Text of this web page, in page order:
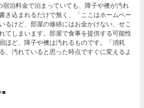
宿泊料金で泊まっていても、障子や襖が汚れ
き込まれるだけで無く、「ここはホームペー
るけど、部屋の修繕にはお金かけない、せこ
てしまいます。部屋で食事を提供する可能性
ほど、障子や襖は汚れるものです。「消耗
、汚れていると思った時点ですぐに変えるよ